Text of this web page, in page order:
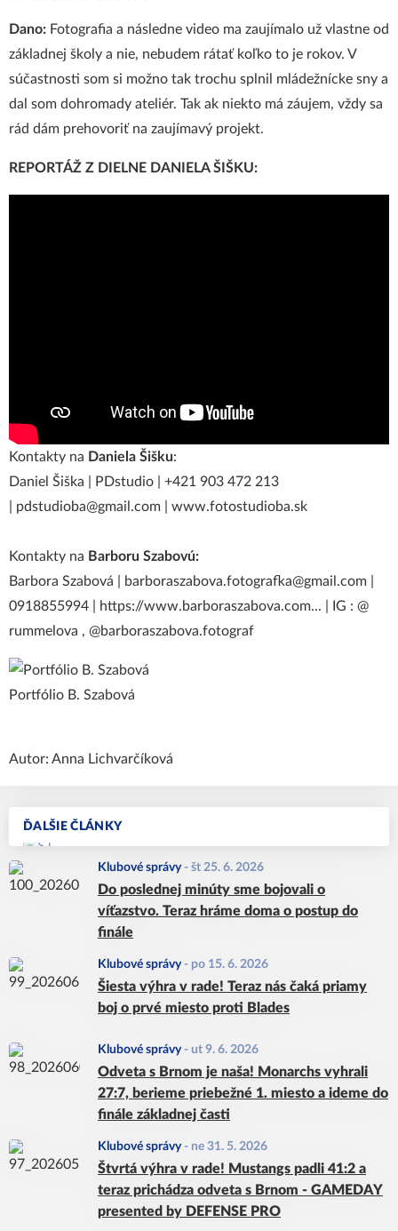
ĎALŠIE ČLÁNKY
Klubové správy- št 25. 6. 2026
Do poslednej minúty sme bojovali o
víťazstvo. Teraz hráme doma o postup do
finále
Klubové správy - po 15. 6. 2026
Šiesta výhra v rade! Teraz nás čaká priamy
boj o prvé miesto proti Blades
Klubové správy - ut 9. 6. 2026
Odveta s Brnom je naša! Monarchs vyhrali
27:7, berieme priebežné 1. miesto a ideme do
finále základnej časti
Klubové správy - ne 31. 5. 2026
Štvrtá výhra v rade! Mustangs padli 41:2 a
teraz prichádza odveta s Brnom - GAMEDAY
presented by DEFENSE PRO
Dano: Fotografia a následne video ma zaujímalo už vlastne od
základnej školy a nie, nebudem rátať koľko to je rokov. V
súčastnosti som si možno tak trochu splnil mládežnícke sny a
dal som dohromady ateliér. Tak ak niekto má záujem, vždy sa
rád dám prehovoriť na zaujímavý projekt.
REPORTÁŽ Z DIELNE DANIELA ŠIŠKU:
Kontakty na Daniela Šišku:
Daniel Šiška | PDstudio | +421 903 472 213
| pdstudioba@gmail.com | www.fotostudioba.sk
Kontakty na Barboru Szabovú:
Barbora Szabová | barboraszabova.fotografka@gmail.com |
0918855994 |
https://www.barboraszabova.com... | IG : @
rummelova , @barboraszabova.fotograf
Portfólio B. Szabová
Autor: Anna Lichvarčíková